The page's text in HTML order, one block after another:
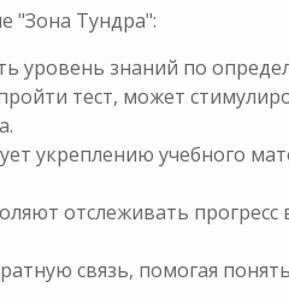
"Зона Тундра":
уровень знаний по
тест, может
укреплению учебного
отслеживать
связь, помогая